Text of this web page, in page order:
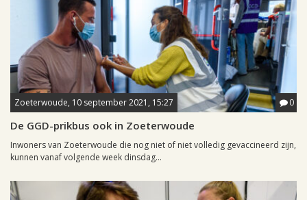
Zoeterwoude, 10 september 2021, 15:27 0
De GGD-prikbus ook in Zoeterwoude
Inwoners van Zoeterwoude die nog niet of niet volledig gevaccineerd zijn,
kunnen vanaf volgende week dinsdag...